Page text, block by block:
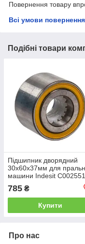
Повернення товару
Всі умови повернення
Подібні товари
Підшипник дворядний
30x60x37мм для
машини Indesit
785 ₴
Купити
Про нас